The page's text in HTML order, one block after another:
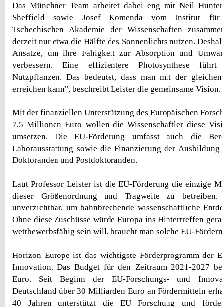
Das Münchner Team arbeitet dabei eng mit Neil
Sheffield sowie Josef Komenda vom Institut
Tschechischen Akademie der Wissenschaften
derzeit nur etwa die Hälfte des Sonnenlichts nutzen.
Ansätze, um ihre Fähigkeit zur Absorption und
verbessern. Eine effizientere Photosynthese
Nutzpflanzen. Das bedeutet, dass man mit der
erreichen kann", beschreibt Leister die gemeinsame Vision.
Mit der finanziellen Unterstützung des Europäischen
7,5 Millionen Euro wollen die Wissenschaftler diese
umsetzen. Die EU-Förderung umfasst auch die
Laborausstattung sowie die Finanzierung der
Doktoranden und Postdoktoranden.
Laut Professor Leister ist die EU-Förderung die einzige
dieser Größenordnung und Tragweite zu
unverzichtbar, um bahnbrechende wissenschaftliche
Ohne diese Zuschüsse würde Europa ins Hintertreffen
wettbewerbsfähig sein will, braucht man solche EU-
Horizon Europe ist das wichtigste Förderprogramm der
Innovation. Das Budget für den Zeitraum 2021-2027
Euro. Seit Beginn der EU-Forschungs- und
Deutschland über 30 Milliarden Euro an Fördermitteln
40 Jahren unterstützt die EU Forschung und